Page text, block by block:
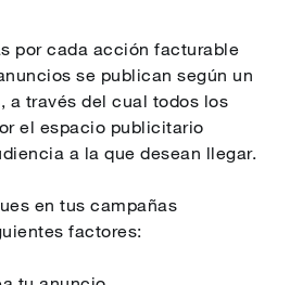
por cada acción facturable
se publican según un
a través del cual todos los
el espacio publicitario
a la que desean llegar.
en tus campañas
factores: